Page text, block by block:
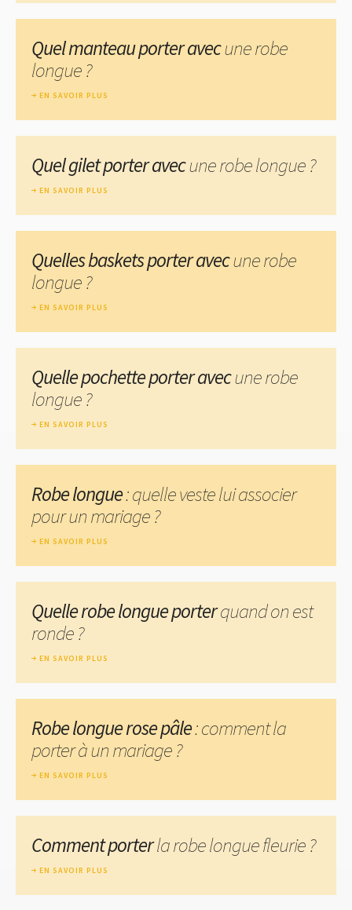
Quel manteau porter avecune robe
longue ?
EN SAVOIR PLUS
Quel gilet porter avecune robe longue ?
EN SAVOIR PLUS
Quelles baskets porter avecune robe
longue ?
EN SAVOIR PLUS
Quelle pochette porter avecune robe
longue ?
EN SAVOIR PLUS
Robe longue: quelle veste lui associer
pour un mariage ?
EN SAVOIR PLUS
Quelle robe longue porterquand on est
ronde ?
EN SAVOIR PLUS
Robe longue rose pâle: comment la
porter à un mariage ?
EN SAVOIR PLUS
Comment porterla robe longue fleurie ?
EN SAVOIR PLUS